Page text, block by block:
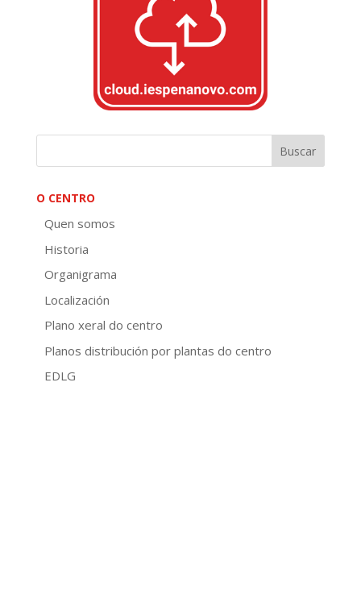
O CENTRO
Quen somos
Historia
Organigrama
Localización
Plano xeral do centro
Planos distribución por plantas do centro
EDLG